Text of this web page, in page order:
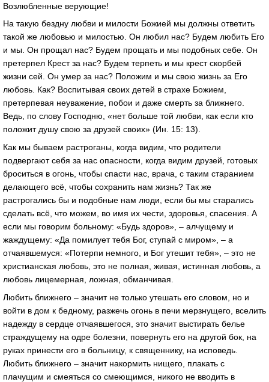
Возлюбленные верующие!
На такую бездну любви и милости Божией мы должны ответить
такой же любовью и милостью. Он любил нас? Будем любить Его
и мы. Он прощал нас? Будем прощать и мы подобных себе. Он
претерпел Крест за нас? Будем терпеть и мы крест скорбей
жизни сей. Он умер за нас? Положим и мы свою жизнь за Его
любовь. Как? Воспитывая своих детей в страхе Божием,
претерпевая неуважение, побои и даже смерть за ближнего.
Ведь, по слову Господню, «нет больше той любви, как если кто
положит душу свою за друзей своих» (Ин. 15: 13).
Как мы бываем растроганы, когда видим, что родители
подвергают себя за нас опасности, когда видим друзей, готовых
броситься в огонь, чтобы спасти нас, врача, с таким старанием
делающего всё, чтобы сохранить нам жизнь? Так же
растрогались бы и подобные нам люди, если бы мы старались
сделать всё, что можем, во имя их чести, здоровья, спасения. А
если мы говорим больному: «Будь здоров», – алчущему и
жаждущему: «Да помилует тебя Бог, ступай с миром», – а
отчаявшемуся: «Потерпи немного, и Бог утешит тебя», – это не
христианская любовь, это не полная, живая, истинная любовь, а
любовь лицемерная, ложная, обманчивая.
Любить ближнего – значит не только утешать его словом, но и
войти в дом к бедному, разжечь огонь в печи мерзнущего, вселить
надежду в сердце отчаявшегося, это значит выстирать белье
страждущему на одре болезни, повернуть его на другой бок, на
руках принести его в больницу, к священнику, на исповедь.
Любить ближнего – значит накормить нищего, плакать с
плачущим и смеяться со смеющимся, никого не вводить в